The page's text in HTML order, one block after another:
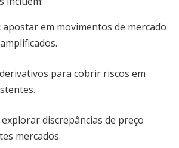
apostar em movimentos de mercado
para cobrir riscos em
explorar discrepâncias de preço
mercados.